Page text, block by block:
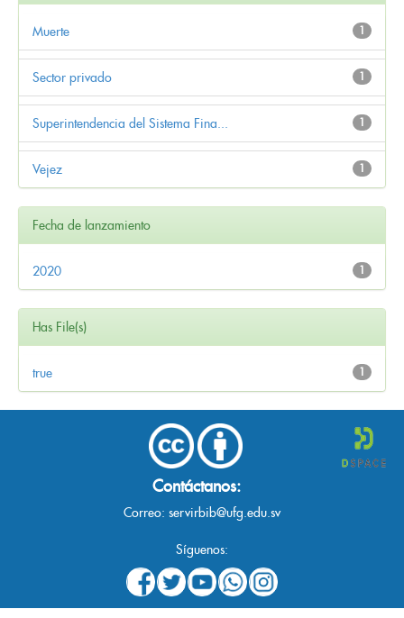
1
Muerte
1
Sector privado
1
Superintendencia del Sistema Fina...
1
Vejez
Fecha de lanzamiento
1
2020
Has File(s)
1
true
Contáctanos:
Correo: servirbib@ufg.edu.sv
Síguenos: